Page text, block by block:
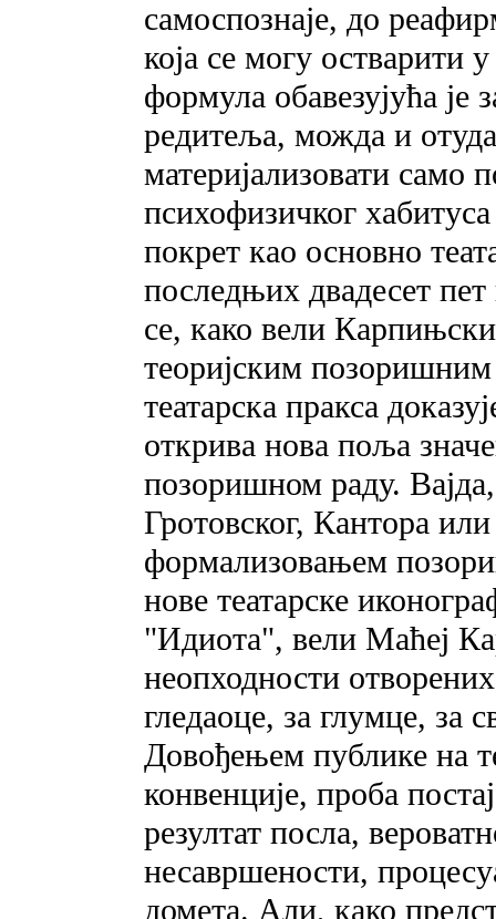
самоспознаје, до
која се могу остварити
формула обавезујућа је
редитеља, можда и
материјализовати само
психофизичког
покрет као основно
последњих двадесет
се, како вели
теоријским
театарска пракса
открива нова поља
позоришном раду.
Гротовског, Кантора
формализовањем
нове театарске
"Идиота", вели Маћеј
неопходности
гледаоце, за глумце, за
Довођењем публике на
конвенције, проба
резултат посла,
несавршености,
домета. Али, како